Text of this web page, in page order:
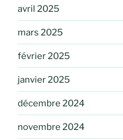
avril 2025
mars 2025
février 2025
janvier 2025
décembre 2024
novembre 2024